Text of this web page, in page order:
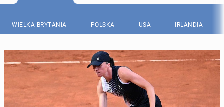
WIELKA BRYTANIA POLSKA USA IRLANDIA